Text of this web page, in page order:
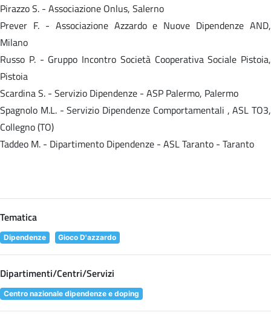
Pirazzo S. - Associazione Onlus, Salerno
Prever F. - Associazione Azzardo e Nuove Dipendenze AND,
Milano
Russo P. - Gruppo Incontro Società Cooperativa Sociale Pistoia,
Pistoia
Scardina S. - Servizio Dipendenze - ASP Palermo, Palermo
Spagnolo M.L. - Servizio Dipendenze Comportamentali , ASL TO3,
Collegno (TO)
Taddeo M. - Dipartimento Dipendenze - ASL Taranto - Taranto
Tematica
Dipendenze Gioco D'azzardo
Dipartimenti/Centri/Servizi
Centro nazionale dipendenze e doping